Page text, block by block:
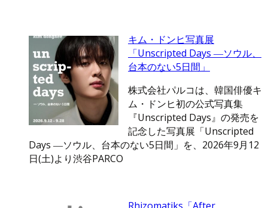
キム・ドンヒ写真展
「Unscripted Days ―ソウル、
台本のない5日間」
株式会社パルコは、韓国俳優キ
ム・ドンヒ初の公式写真集
『Unscripted Days』の発売を
記念した写真展「Unscripted
Days ―ソウル、台本のない5日間」を、2026年9月12
日(土)より渋谷PARCO